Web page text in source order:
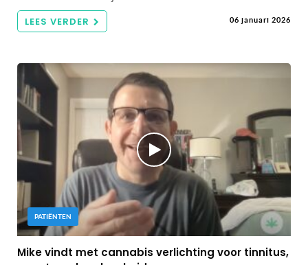
LEES VERDER 06 januari 2026
PATIËNTEN
Mike vindt met cannabis verlichting voor tinnitus,